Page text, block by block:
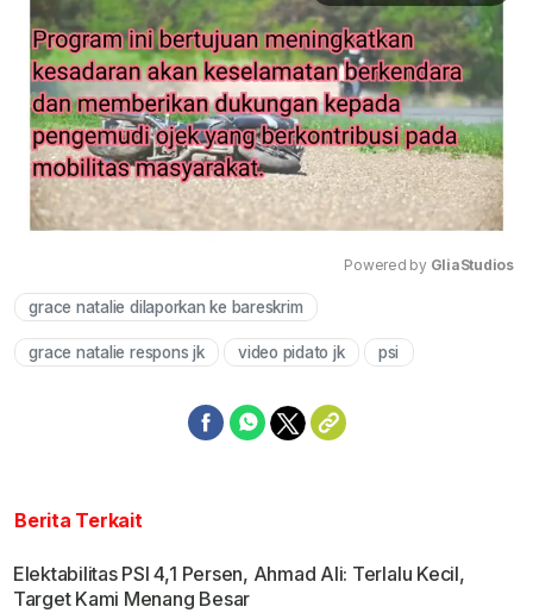
Powered by GliaStudios
grace natalie dilaporkan ke bareskrim
grace natalie respons jk video pidato jk psi
Berita Terkait
Elektabilitas PSI 4,1 Persen, Ahmad Ali: Terlalu Kecil,
Target Kami Menang Besar